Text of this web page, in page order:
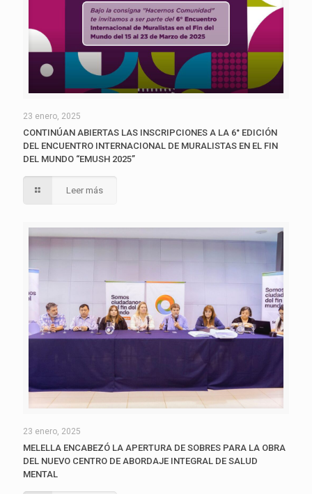
23 enero, 2025
CONTINÚAN ABIERTAS LAS INSCRIPCIONES A LA 6° EDICIÓN
DEL ENCUENTRO INTERNACIONAL DE MURALISTAS EN EL FIN
DEL MUNDO “EMUSH 2025”
Leer más
23 enero, 2025
MELELLA ENCABEZÓ LA APERTURA DE SOBRES PARA LA OBRA
DEL NUEVO CENTRO DE ABORDAJE INTEGRAL DE SALUD
MENTAL